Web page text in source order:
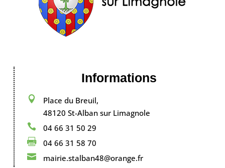
Informations

Place du Breuil,
48120 St-Alban sur Limagnole
 04 66 31 50 29
 04 66 31 58 70
 mairie.stalban48@orange.fr